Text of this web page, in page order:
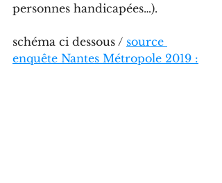
personnes handicapées…).
schéma ci dessous / source
enquête Nantes Métropole 2019 :